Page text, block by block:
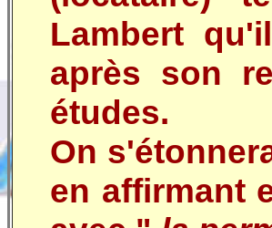
Lambert
après son
études.
On
en affirmant